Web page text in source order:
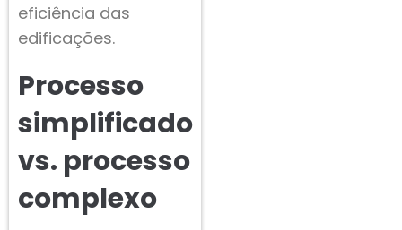
eficiência das
edificações.
Processo
simplificado
vs. processo
complexo